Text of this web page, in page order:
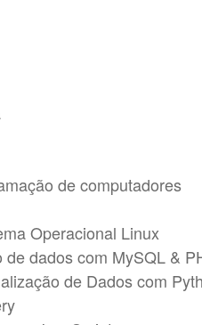
de computadores
Operacional Linux
de dados com MySQL &
de Dados com